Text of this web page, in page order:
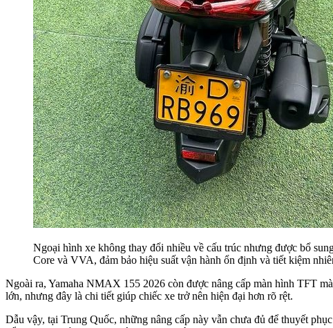
Ngoại hình xe không thay đổi nhiều về cấu trúc nhưng được bổ
Core và VVA, đảm bảo hiệu suất vận hành ổn định và tiết kiệm
Ngoài ra, Yamaha NMAX 155 2026 còn được nâng cấp màn hình TFT
lớn, nhưng đây là chi tiết giúp chiếc xe trở nên hiện đại hơn rõ rệt.
Dẫu vậy, tại Trung Quốc, những nâng cấp này vẫn chưa đủ để thuyết